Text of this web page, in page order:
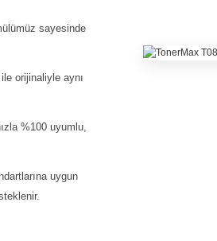
sayesinde
orijinaliyle aynı
%100 uyumlu,
uygun